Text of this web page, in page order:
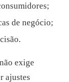
de negócio;
exige
ajustes